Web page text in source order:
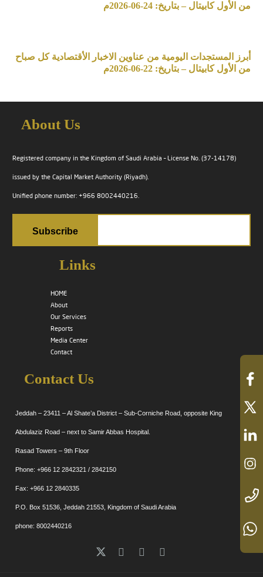
من الأول كابيتال – بتاريخ: 24-06-2026م
أبرز المستجدات اليومية من عناوين الاخبار الأقتصادية كل صباح
من الأول كابيتال – بتاريخ: 22-06-2026م
About Us
Registered company in the Kingdom of Saudi Arabia – License No. (37-14178)
issued by the Capital Market Authority (Riyadh).
Unified phone number: +966 8002440216.
Links
HOME
About
Our Services
Reports
Media Center
Contact
Contact Us
Jeddah – 23411 – Al Shate’a District – Sub-Corniche Road, opposite King
Abdulaziz Road – next to Samir Abbas Hospital.
Rasad Towers – 9th Floor
Phone: +966 12 2842321 / 2842150
Fax: +966 12 2840335
P.O. Box 51536, Jeddah 21553, Kingdom of Saudi Arabia
phone: 8002440216